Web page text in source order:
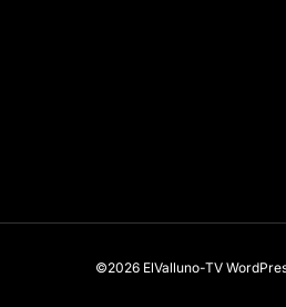
©2026 ElValluno-TV